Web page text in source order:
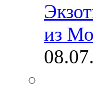
из